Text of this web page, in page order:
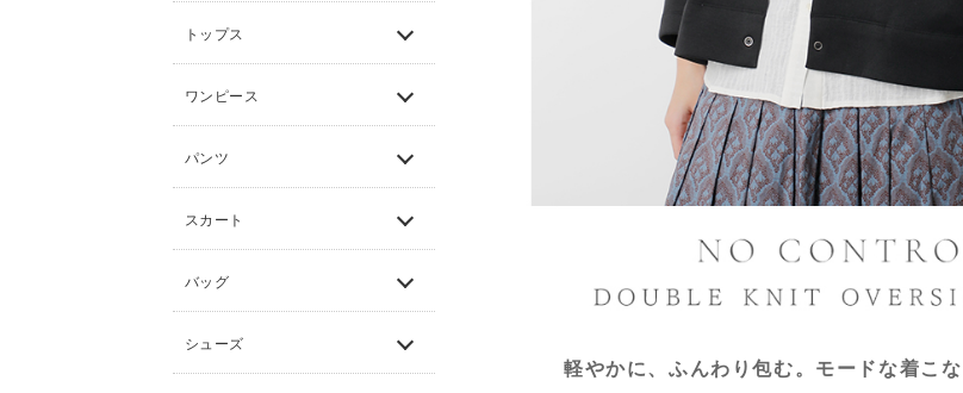
トップス
ワンピース
パンツ
スカート
バッグ
シューズ
軽やかに、ふんわり包む。モードな着こ